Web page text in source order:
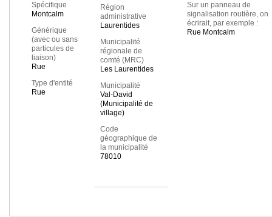
Spécifique
Montcalm
Générique
(avec ou sans
particules de
liaison)
Rue
Type d'entité
Rue
Région
administrative
Laurentides
Municipalité
régionale de
comté (MRC)
Les Laurentides
Municipalité
Val-David
(Municipalité de
village)
Code
géographique de
la municipalité
78010
Sur un panneau de
signalisation routière, on
écrirait, par exemple :
Rue Montcalm